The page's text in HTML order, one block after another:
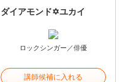
ダイアモンド✡ユカイ
ロックシンガー／俳優
講師候補に入れる